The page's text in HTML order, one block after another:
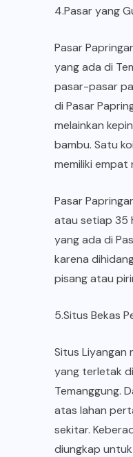
4.Pasar yang
Pasar
yang ada di
pasar-pasar
di Pasar
melainkan
bambu. Satu
memiliki empat
Pasar
atau setiap 35
yang ada di
karena
pisang atau
5.Situs Bekas
Situs Liyangan
yang terletak
Temanggung.
atas lahan
sekitar.
diungkap